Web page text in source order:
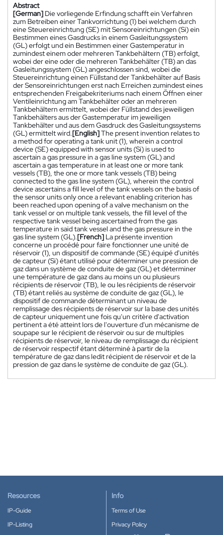
Abstract
[German] Die vorliegende Erfindung schafft ein Verfahren
zum Betreiben einer Tankvorrichtung (1) bei welchem durch
eine Steuereinrichtung (SE) mit Sensoreinrichtungen (Si) ein
Bestimmen eines Gasdrucks in einem Gasleitungssystem
(GL) erfolgt und ein Bestimmen einer Gastemperatur in
zumindest einem oder mehreren Tankbehältern (TB) erfolgt,
wobei der eine oder die mehreren Tankbehälter (TB) an das
Gasleitungssystem (GL) angeschlossen sind, wobei die
Steuereinrichtung einen Füllstand der Tankbehälter auf Basis
der Sensoreinrichtungen erst nach Erreichen zumindest eines
entsprechenden Freigabekriteriums nach einem Öffnen einer
Ventileinrichtung am Tankbehälter oder an mehreren
Tankbehältern ermittelt, wobei der Füllstand des jeweiligen
Tankbehälters aus der Gastemperatur im jeweiligen
Tankbehälter und aus dem Gasdruck des Gasleitungssystems
(GL) ermittelt wird.[English]The present invention relates to
a method for operating a tank unit (1), wherein a control
device (SE) equipped with sensor units (Si) is used to
ascertain a gas pressure in a gas line system (GL) and
ascertain a gas temperature in at least one or more tank
vessels (TB), the one or more tank vessels (TB) being
connected to the gas line system (GL), wherein the control
device ascertains a fill level of the tank vessels on the basis of
the sensor units only once a relevant enabling criterion has
been reached upon opening of a valve mechanism on the
tank vessel or on multiple tank vessels, the fill level of the
respective tank vessel being ascertained from the gas
temperature in said tank vessel and the gas pressure in the
gas line system (GL).[French] La présente invention
concerne un procédé pour faire fonctionner une unité de
réservoir (1), un dispositif de commande (SE) équipé d'unités
de capteur (Si) étant utilisé pour déterminer une pression de
gaz dans un système de conduite de gaz (GL) et déterminer
une température de gaz dans au moins un ou plusieurs
récipients de réservoir (TB), le ou les récipients de réservoir
(TB) étant reliés au système de conduite de gaz (GL), le
dispositif de commande déterminant un niveau de
remplissage des récipients de réservoir sur la base des unités
de capteur uniquement une fois qu'un critère d'activation
pertinent a été atteint lors de l'ouverture d'un mécanisme de
soupape sur le récipient de réservoir ou sur de multiples
récipients de réservoir, le niveau de remplissage du récipient
de réservoir respectif étant déterminé à partir de la
température de gaz dans ledit récipient de réservoir et de la
pression de gaz dans le système de conduite de gaz (GL).
Resources
IP-Guide
IP-Listing
Info
Terms of Use
Privacy Policy